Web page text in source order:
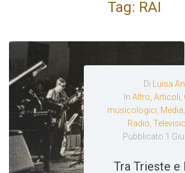
Tag: RAI
Di
Luisa
InAltro ,Articoli
musicologici Media
Radio ,
Pubblicato 1
Tra Trieste e